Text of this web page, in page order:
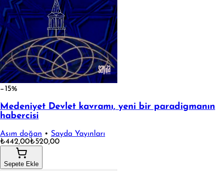
−15%
Medeniyet Devlet kavramı, yeni bir paradigmanın
habercisi
Asım doğan • Sayda Yayınları
₺442,00₺520,00
Sepete Ekle